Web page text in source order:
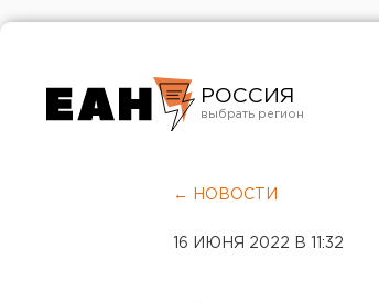
РОССИЯ
Челябинск
← НОВОСТИ
16 ИЮНЯ 2022 В 11:32